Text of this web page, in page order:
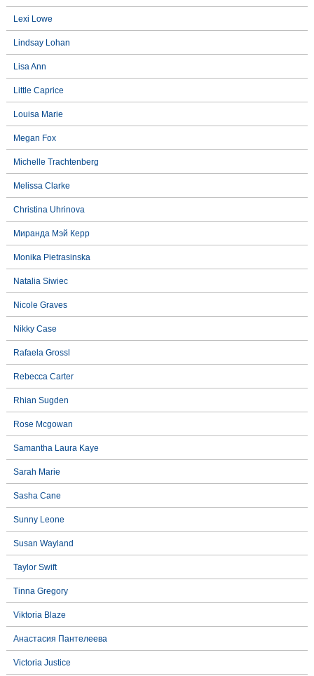
Lexi Lowe
Lindsay Lohan
Lisa Ann
Little Caprice
Louisa Marie
Megan Fox
Michelle Trachtenberg
Melissa Clarke
Christina Uhrinova
Миранда Мэй Керр
Monika Pietrasinska
Natalia Siwiec
Nicole Graves
Nikky Case
Rafaela Grossl
Rebecca Carter
Rhian Sugden
Rose Mcgowan
Samantha Laura Kaye
Sarah Marie
Sasha Cane
Sunny Leone
Susan Wayland
Taylor Swift
Tinna Gregory
Viktoria Blaze
Анастасия Пантелеева
Victoria Justice